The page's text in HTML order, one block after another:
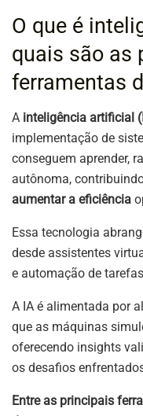
O que é
quais são as
ferramentas
A inteligência artificial
implementação de
conseguem aprender,
autônoma,
aumentar a eficiência
Essa tecnologia
desde assistentes
e automação de
A IA é alimentada por
que as máquinas
oferecendo insights
os desafios
Entre as principais